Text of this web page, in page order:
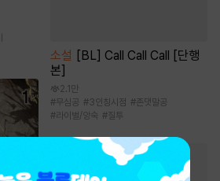
소설 [BL] Call Call Call [단행
본]
2.1만
#무심공 #3인칭시점 #존댓말공
#라이벌/앙숙 #질투